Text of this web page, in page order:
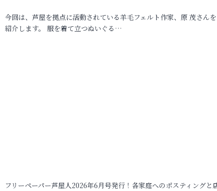
今回は、芦屋を拠点に活動されている羊毛フェルト作家、原 茂さん
紹介します。 服を着て立つぬいぐる…
フリーペーパー芦屋人2026年6月号発行！各家庭へのポスティングと